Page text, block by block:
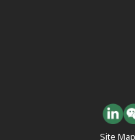
Site Map